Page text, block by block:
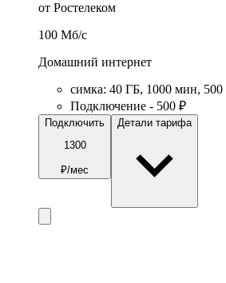
от Ростелеком
100 Мб/c
Домашний интернет
симка: 40 ГБ, 1000 мин, 500
Подключение - 500 ₽
Подключить
1300
₽/мес
Детали тарифа